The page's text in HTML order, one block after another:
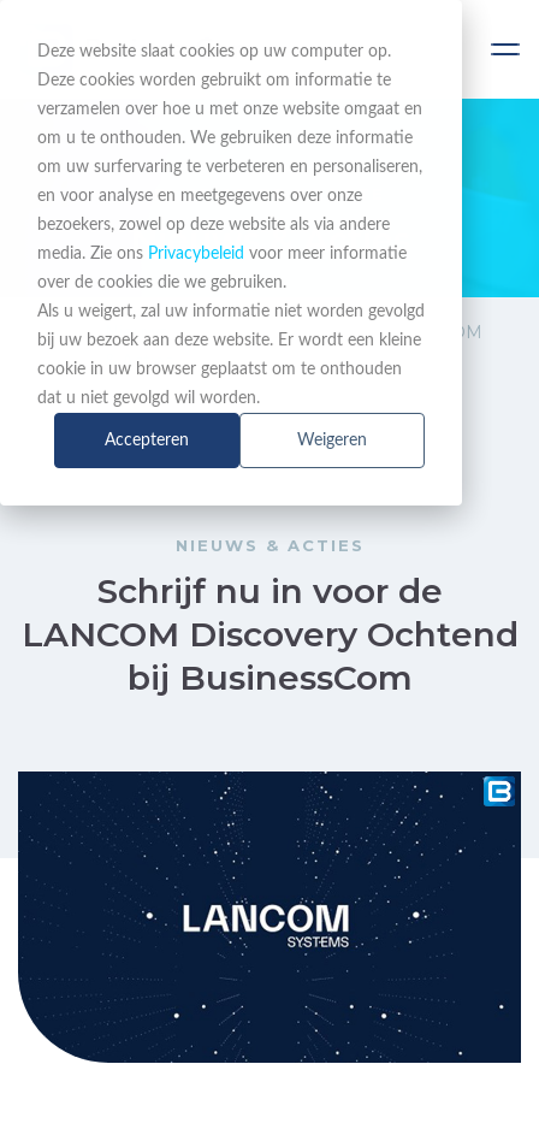
Deze website slaat cookies op uw computer op.
Deze cookies worden gebruikt om informatie te
verzamelen over hoe u met onze website omgaat en
om u te onthouden. We gebruiken deze informatie
om uw surfervaring te verbeteren en personaliseren,
en voor analyse en meetgegevens over onze
bezoekers, zowel op deze website als via andere
media. Zie ons Privacybeleid voor meer informatie
over de cookies die we gebruiken.
Als u weigert, zal uw informatie niet worden gevolgd
bij uw bezoek aan deze website. Er wordt een kleine
cookie in uw browser geplaatst om te onthouden
dat u niet gevolgd wil worden.
Accepteren Weigeren
BLIJF OP DE HOOGTE
Nieuws & Acties
Nieuws
& Acties
Schrijf nu in voor de LANCOM
Discovery Ochtend bij
BusinessCom
NIEUWS & ACTIES
Schrijf nu in voor de
LANCOM Discovery Ochtend
bij BusinessCom